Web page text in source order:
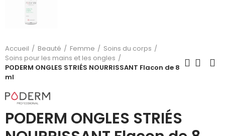
Accueil Beauté Femme
Soins du corps
Soins pour les mains et les ongles
PODERM ONGLES STRIÉS NOURRISSANT Flacon de 8
ml
PODERM ONGLES STRIÉS